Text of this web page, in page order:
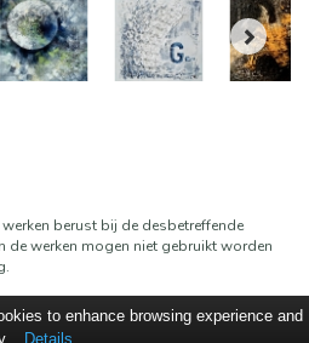
berust bij de desbetreffende
de werken mogen niet gebruikt worden
to enhance browsing experience and
Details